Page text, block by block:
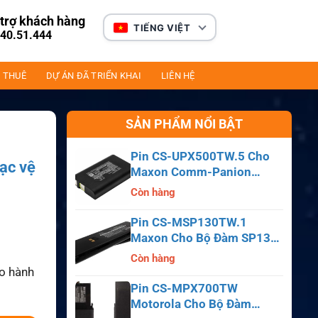
khách hàng TIẾNG VIỆT
THUÊ DỰ ÁN ĐÃ TRIỂN KHAI LIÊN HỆ
vệ
hành
SẢN PHẨM NỔI BẬT
Pin CS-UPX500TW.5 Cho
Maxon Comm-Panion
CP0150, CP0511, CP0515
Còn hàng
Pin CS-MSP130TW.1
Maxon Cho Bộ Đàm SP130,
SP140, SP150, SL55
Còn hàng
Pin CS-MPX700TW
Motorola Cho Bộ Đàm